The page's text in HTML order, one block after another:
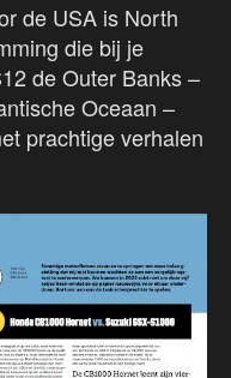
de USA is North
die bij je
de Outer Banks –
Oceaan –
prachtige verhalen